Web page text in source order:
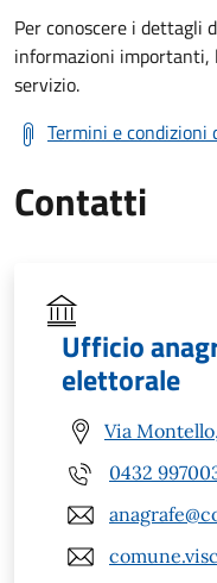
Per conoscere i dettagli
informazioni importanti,
servizio.
Termini e condizioni
Contatti
Ufficio
elettorale
Via
0432